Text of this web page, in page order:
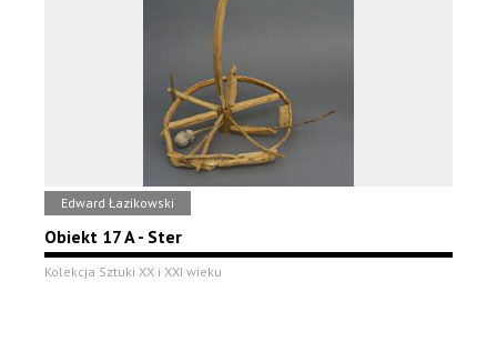
Edward Łazikowski
Obiekt 17 A - Ster
Kolekcja Sztuki XX i XXI wieku